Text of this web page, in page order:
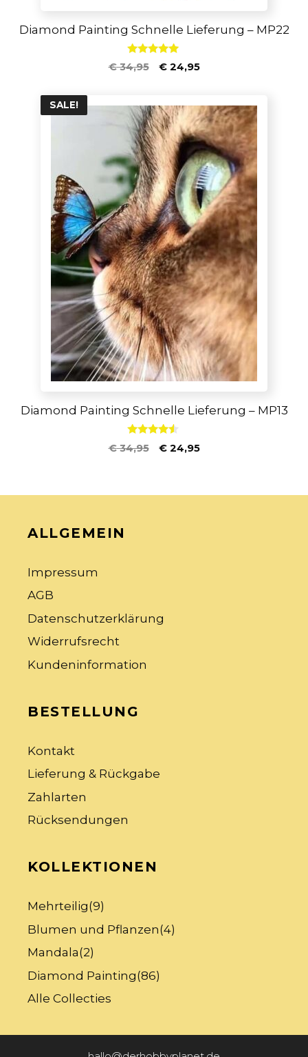
Diamond Painting Schnelle Lieferung – MP22
5.00
von 5
€34,95 €24,95
SALE!
Diamond Painting Schnelle Lieferung – MP13
4.33
von 5
€34,95 €24,95
ALLGEMEIN
Impressum
AGB
Datenschutzerklärung
Widerrufsrecht
Kundeninformation
BESTELLUNG
Kontakt
Lieferung & Rückgabe
Zahlarten
Rücksendungen
KOLLEKTIONEN
Mehrteilig(9)
Blumen und Pflanzen(4)
Mandala(2)
Diamond Painting(86)
Alle Collecties